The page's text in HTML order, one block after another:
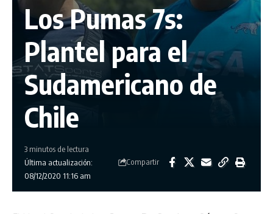
Los Pumas 7s:
Plantel para el
Sudamericano de
Chile
Última actualización:
08/12/2020 11:16 am
3 minutos de lectura
Compartir